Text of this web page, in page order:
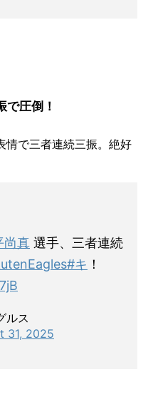
圧倒！
情で三者連続三振。絶好
尚真 選手、三者連続
#キ ！
ルス
31, 2025